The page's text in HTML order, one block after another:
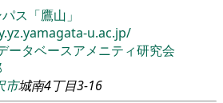
ス「鷹山」
u.ac.jp/
ータベースアメニティ研究会
市城南4丁目3-16